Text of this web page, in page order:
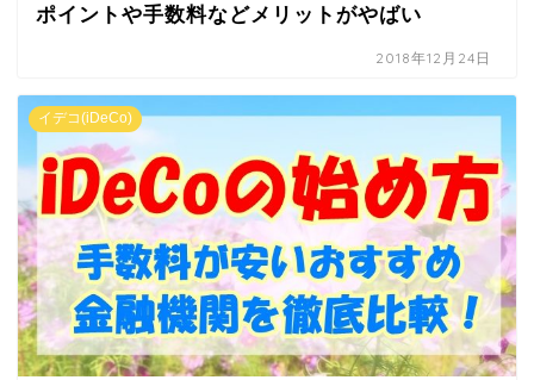
ポイントや手数料などメリットがやばい
2018年12月24日
イデコ(iDeCo)